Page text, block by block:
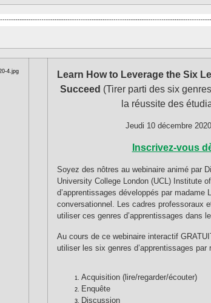
Learn How to Leverage the Six
Succeed (Tirer parti des six
la réussite des
Jeudi 10 décembre
Inscrivez-vous
Soyez des nôtres au webinaire animé par
University College London (UCL) Institute
d’apprentissages développés par madame
conversationnel. Les cadres professoraux
utiliser ces genres d’apprentissages dans
Au cours de ce webinaire interactif
utiliser les six genres d’apprentissages
Acquisition (lire/regarder/écouter)
Enquête
Discussion